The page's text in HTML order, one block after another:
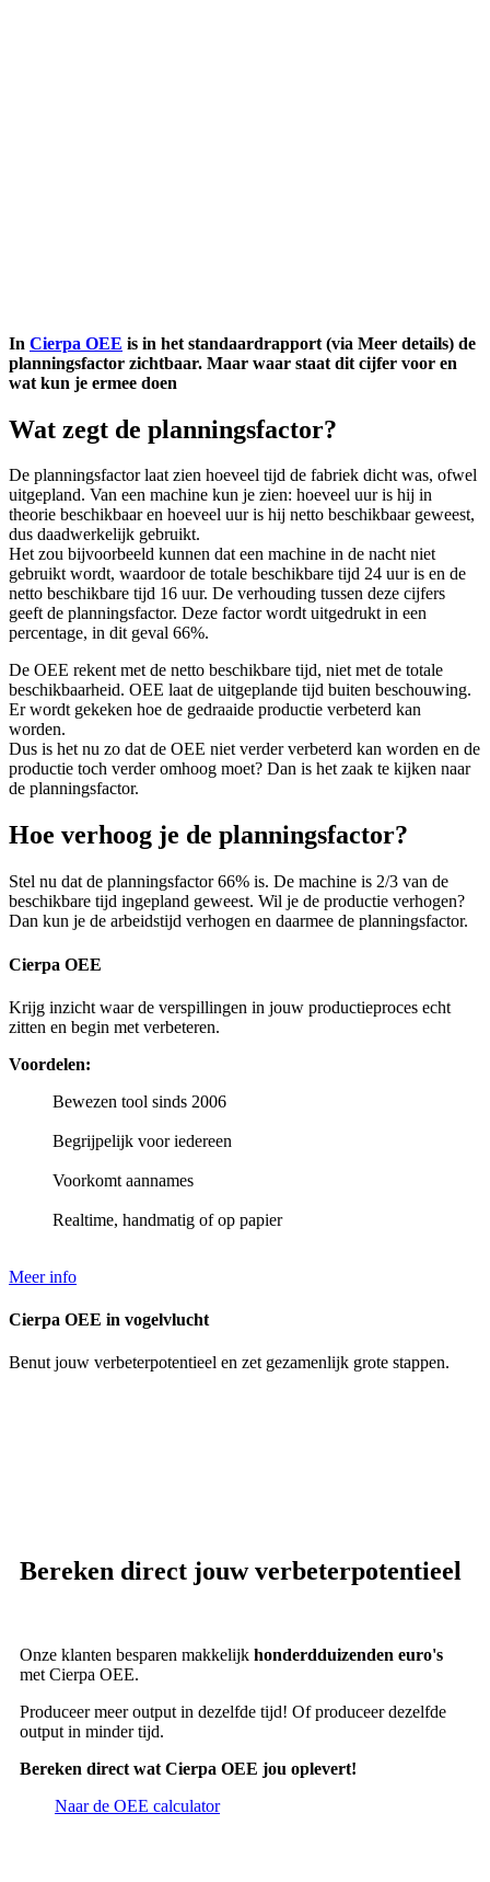
In Cierpa OEE is in het standaardrapport (via Meer details) de
planningsfactor zichtbaar. Maar waar staat dit cijfer voor en
wat kun je ermee doen
Wat zegt de planningsfactor?
De planningsfactor laat zien hoeveel tijd de fabriek dicht was, ofwel
uitgepland. Van een machine kun je zien: hoeveel uur is hij in
theorie beschikbaar en hoeveel uur is hij netto beschikbaar geweest,
dus daadwerkelijk gebruikt.
Het zou bijvoorbeeld kunnen dat een machine in de nacht niet
gebruikt wordt, waardoor de totale beschikbare tijd 24 uur is en de
netto beschikbare tijd 16 uur. De verhouding tussen deze cijfers
geeft de planningsfactor. Deze factor wordt uitgedrukt in een
percentage, in dit geval 66%.
De OEE rekent met de netto beschikbare tijd, niet met de totale
beschikbaarheid. OEE laat de uitgeplande tijd buiten beschouwing.
Er wordt gekeken hoe de gedraaide productie verbeterd kan
worden.
Dus is het nu zo dat de OEE niet verder verbeterd kan worden en de
productie toch verder omhoog moet? Dan is het zaak te kijken naar
de planningsfactor.
Hoe verhoog je de planningsfactor?
Stel nu dat de planningsfactor 66% is. De machine is 2/3 van de
beschikbare tijd ingepland geweest. Wil je de productie verhogen?
Dan kun je de arbeidstijd verhogen en daarmee de planningsfactor.
Cierpa OEE
Krijg inzicht waar de verspillingen in jouw productieproces echt
zitten en begin met verbeteren.
Voordelen:
Bewezen tool sinds 2006
Begrijpelijk voor iedereen
Voorkomt aannames
Realtime, handmatig of op papier
Meer info
Cierpa OEE in vogelvlucht
Benut jouw verbeterpotentieel en zet gezamenlijk grote stappen.
Bereken direct jouw verbeterpotentieel
Onze klanten besparen makkelijk honderdduizenden euro's
met Cierpa OEE.
Produceer meer output in dezelfde tijd! Of produceer dezelfde
output in minder tijd.
Bereken direct wat Cierpa OEE jou oplevert!
Naar de OEE calculator